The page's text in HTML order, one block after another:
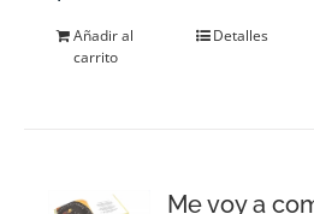
Añadir al
carrito
Detalles
Me voy a